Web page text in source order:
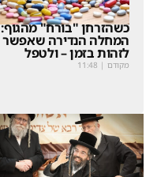
כשהזרחן "בורח" מהגוף:
המחלה הנדירה שאפשר
לזהות בזמן – ולטפל
מקודם |
11:48